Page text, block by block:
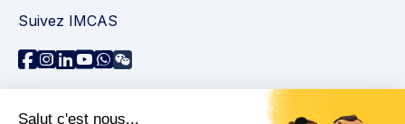
Suivez IMCAS
Besoin d'aide ?